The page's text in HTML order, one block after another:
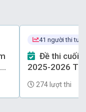
41 người thi
2025-2026
274 lượt thi